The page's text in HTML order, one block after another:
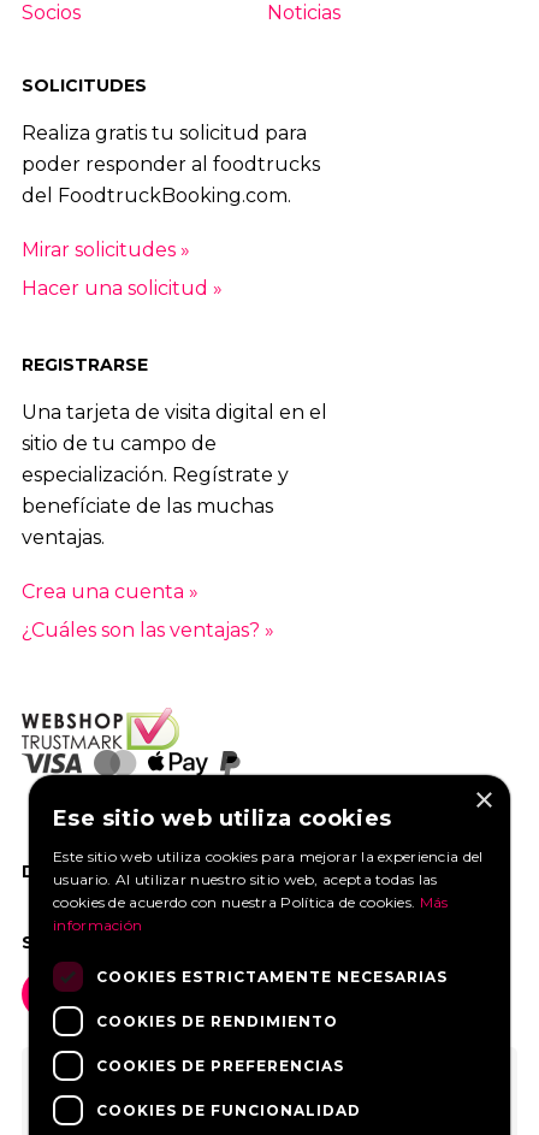
Socios
Noticias
SOLICITUDES
Realiza gratis tu solicitud para
poder responder al foodtrucks
del FoodtruckBooking.com.
Mirar solicitudes »
Hacer una solicitud »
REGISTRARSE
Una tarjeta de visita digital en el
sitio de tu campo de
especialización. Regístrate y
benefíciate de las muchas
ventajas.
Crea una cuenta »
¿Cuáles son las ventajas? »
DANOS UN ME GUSTA EN FACEBOOK
SOCIAL MEDIA
×
Ese sitio web utiliza cookies
Este sitio web utiliza cookies para mejorar la experiencia del
usuario. Al utilizar nuestro sitio web, acepta todas las
cookies de acuerdo con nuestra Política de cookies. Más
información
COOKIES ESTRICTAMENTE NECESARIAS
COOKIES DE RENDIMIENTO
COOKIES DE PREFERENCIAS
COOKIES DE FUNCIONALIDAD